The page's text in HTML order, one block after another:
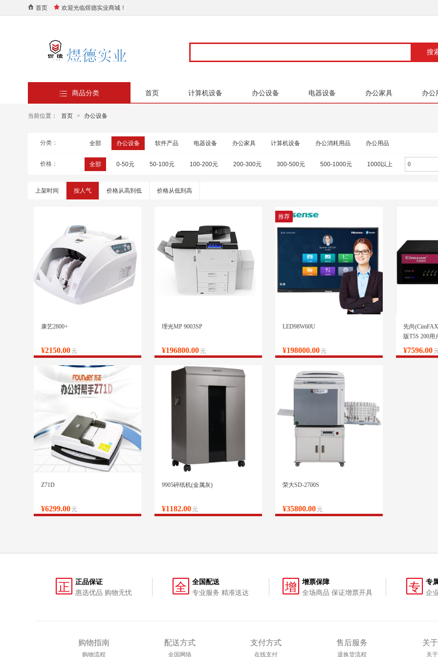
首页 欢迎光临煜德实业商城！
商品分类 首页 计算机设备 办公设备 电器设备 办公家具 办公
当前位置： 首页 > 办公设备
分类： 全部 办公设备 软件产品 电器设备 办公家具 计算机设备 办公消耗用品 办公用品
价格： 全部 0-50元 50-100元 100-200元 200-300元 300-500元 500-1000元 1000以上
上架时间 按人气 价格从高到低 价格从低到高
康艺2800+
¥2150.00 元
理光MP 9003SP
¥196800.00 元
推荐
LED98W60U
¥198000.00 元
先尚
版T5S 200用
速33.6K 网
¥7596.00
Z71D
¥6299.00 元
9905碎纸机(金属灰)
¥1182.00 元
荣大SD-2700S
¥35800.00 元
正
正品保证
惠选优品 购物无忧
全
全国配送
专业服务 精准送达
增
增票保障
全场商品 保证增票开具
专
专
企
购物指南
购物流程
配送方式
全国网络
支付方式
在线支付
售后服务
退换货流程
关
关